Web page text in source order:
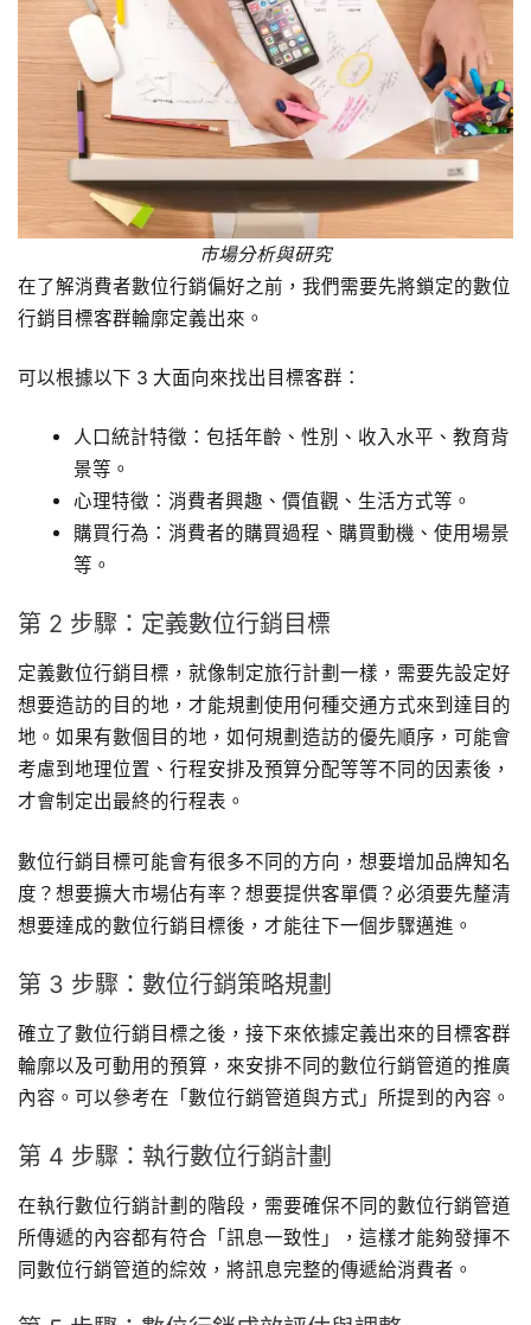
市場分析與研究
在了解消費者數位行銷偏好之前，我們需要先將鎖定的數位
行銷目標客群輪廓定義出來。
可以根據以下 3 大面向來找出目標客群：
人口統計特徵：包括年齡、性別、收入水平、教育背
景等。
心理特徵：消費者興趣、價值觀、生活方式等。
購買行為：消費者的購買過程、購買動機、使用場景
等。
第 2 步驟：定義數位行銷目標
定義數位行銷目標，就像制定旅行計劃一樣，需要先設定好
想要造訪的目的地，才能規劃使用何種交通方式來到達目的
地。如果有數個目的地，如何規劃造訪的優先順序，可能會
考慮到地理位置、行程安排及預算分配等等不同的因素後，
才會制定出最終的行程表。
數位行銷目標可能會有很多不同的方向，想要增加品牌知名
度？想要擴大市場佔有率？想要提供客單價？必須要先釐清
想要達成的數位行銷目標後，才能往下一個步驟邁進。
第 3 步驟：數位行銷策略規劃
確立了數位行銷目標之後，接下來依據定義出來的目標客群
輪廓以及可動用的預算，來安排不同的數位行銷管道的推廣
內容。可以參考在「數位行銷管道與方式」所提到的內容。
第 4 步驟：執行數位行銷計劃
在執行數位行銷計劃的階段，需要確保不同的數位行銷管道
所傳遞的內容都有符合「訊息一致性」，這樣才能夠發揮不
同數位行銷管道的綜效，將訊息完整的傳遞給消費者。